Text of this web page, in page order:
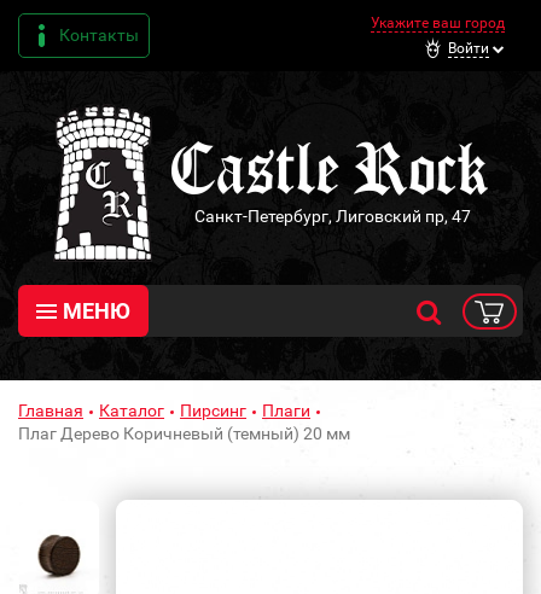
Контакты
Укажите ваш город
Войти
Санкт-Петербург, Лиговский пр, 47
МЕНЮ
Главная Каталог Пирсинг
Плаги
Плаг Дерево Коричневый (темный) 20 мм